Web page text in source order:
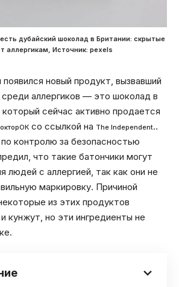
дубайский шоколад в Британии: скрытые
аллергикам, Источник: pexels
новый продукт, вызвавший
аллергиков — это шоколад в
сейчас активно продается
со ссылкой на The Independent..
контролю за безопасностью
что такие батончики могут
людей с аллергией, так как они не
маркировку. Причиной
из этих продуктов
кунжут, но эти ингредиенты не